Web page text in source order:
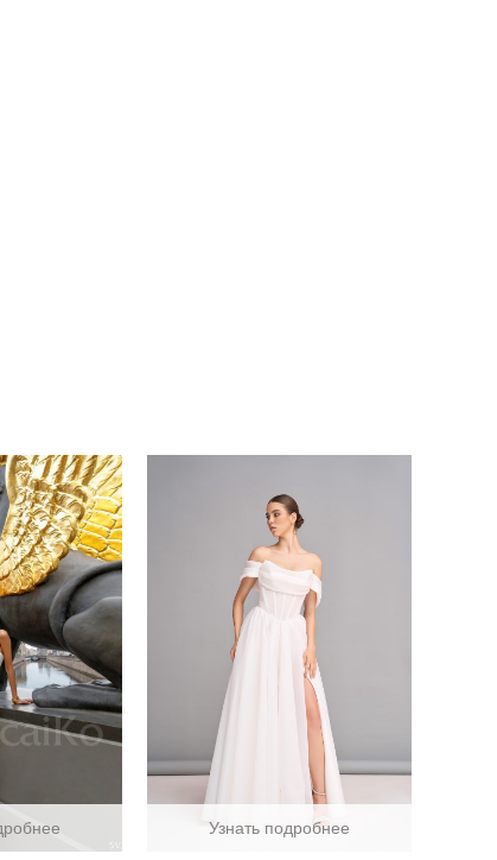
Узнать подробнее